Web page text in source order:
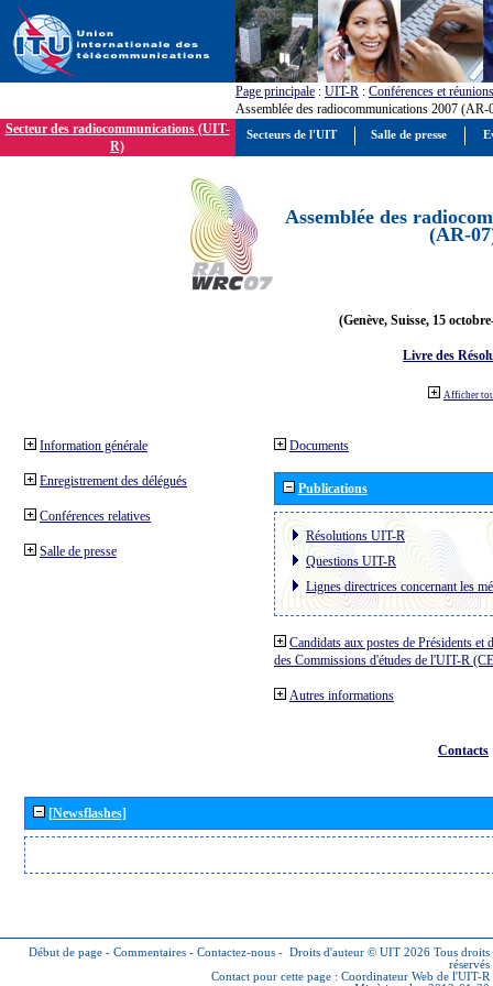
Page principale : UIT-R : Conférences et réunions
Assemblée des radiocommunications 2007 (AR-
Secteur des radiocommunications (UIT-
R)
Assemblée des
(AR-
(Genève, Suisse, 15
Livre des
Afficher
Information générale
Enregistrement des délégués
Conférences relatives
Salle de presse
Documents
Publications
Résolutions UIT-R
Questions UIT-R
Lignes directrices concernant les
Candidats aux postes de Présidents et
des Commissions d'études de l'UIT-R
Autres informations
Contacts
[Newsflashes]
Début de page - Commentaires - Contactez-nous - Droits d'auteur © UIT 2026 Tous droits
réservés
Contact pour cette page : Coordinateur Web de l'UIT-R
Secteurs de l'UIT Salle de presse